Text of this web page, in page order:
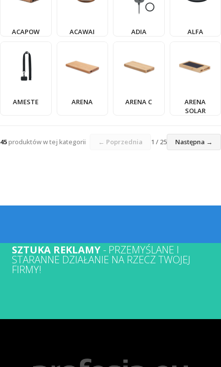
ACAPOW ACAWAI ADIA ALFA
AMESTE ARENA ARENA C
ARENA
SOLAR
45produktów w tej kategorii ← Poprzednia 1 / 25 Następna →
SZTUKA REKLAMY- PRZEMYŚLANE I
STARANNE DZIAŁANIE NA RZECZ TWOJEJ
FIRMY!